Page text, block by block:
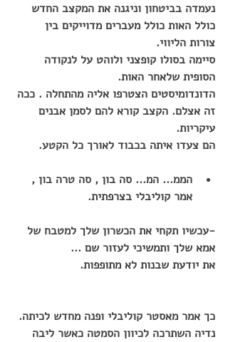
נעמדה בביטחון וניגנה את המקצב החדש
כולל האות כולל מעברים מדוייקים בין
צורות הליווי.
סיימה בסולו קופצני ולוהט על לנקודה
הסופית שלאחר האות.
הדונדומיסטים הצטרפו אליה מהתחלה . ככה
זה אצלם. הקצב קורא להם לסמן אבנים
עיקריות.
הם צעדו איתה בכבוד לאורך כל הקטע.
הממ... המ... סה בון , סה טרה בון ,
אמר קוליבלי בצרפתית.
-עכשיו תקחי את הכשרון שלך למטבח של
אמא שלך ותמשיכי לעזור שם ...
את יודעת שבנות לא מתופפות.
כך אמר מאסטר קוליבלי ופנה מחדש לכיתה.
נדיה השתרכה לכיוון הסמטה כאשר ליבה